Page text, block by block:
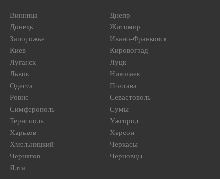
Винница
Днепр
Донецк
Житомир
Запорожье
Ивано-Франковск
Киев
Кировоград
Луганск
Луцк
Львов
Николаев
Одесса
Полтава
Ровно
Севастополь
Симферополь
Сумы
Тернополь
Ужгород
Харьков
Херсон
Хмельницкий
Черкасы
Чернигов
Черновцы
Ялта